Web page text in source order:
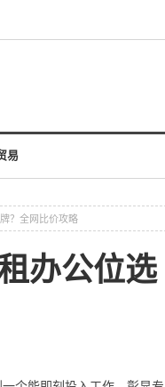
易
？全网比价攻略
办公位选